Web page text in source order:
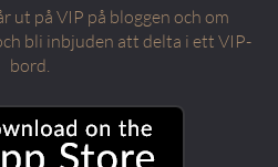
ut på VIP på bloggen och om
bli inbjuden att delta i ett VIP-
bord.